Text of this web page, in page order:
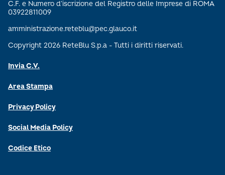
C.F. e Numero d’iscrizione del Registro delle Imprese di ROMA
03922811009
amministrazione.reteblu@pec.glauco.it
Copyright 2026 ReteBlu S.p.a - Tutti i diritti riservati.
Invia C.V.
Area Stampa
Privacy Policy
Social Media Policy
Codice Etico